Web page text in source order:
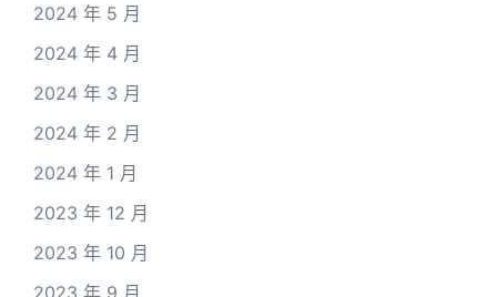
2024 年 5 月
2024 年 4 月
2024 年 3 月
2024 年 2 月
2024 年 1 月
2023 年 12 月
2023 年 10 月
2023 年 9 月